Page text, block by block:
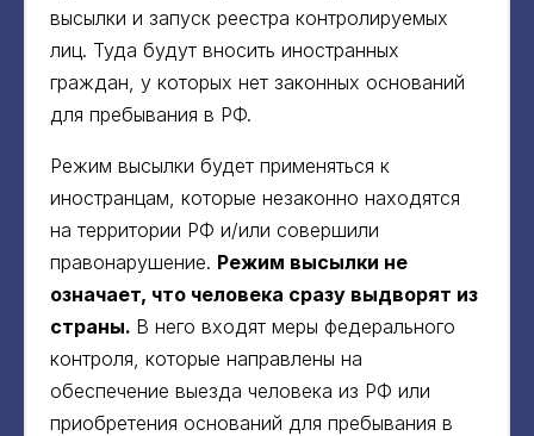
высылки и запуск реестра контролируемых
лиц. Туда будут вносить иностранных
граждан, у которых нет законных оснований
для пребывания в РФ.
Режим высылки будет применяться к
иностранцам, которые незаконно находятся
на территории РФ и/или совершили
правонарушение. Режим высылки не
означает, что человека сразу выдворят из
страны. В него входят меры федерального
контроля, которые направлены на
обеспечение выезда человека из РФ или
приобретения оснований для пребывания в